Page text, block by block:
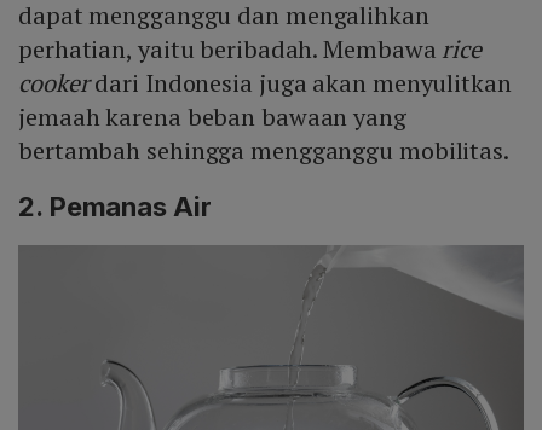
dapat mengganggu dan mengalihkan
perhatian, yaitu beribadah. Membawa rice
cookerdari Indonesia juga akan menyulitkan
jemaah karena beban bawaan yang
bertambah sehingga mengganggu mobilitas.
2. Pemanas Air